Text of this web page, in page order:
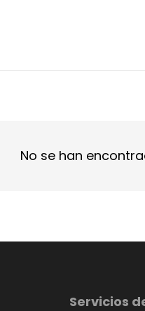
No se han
Servicios